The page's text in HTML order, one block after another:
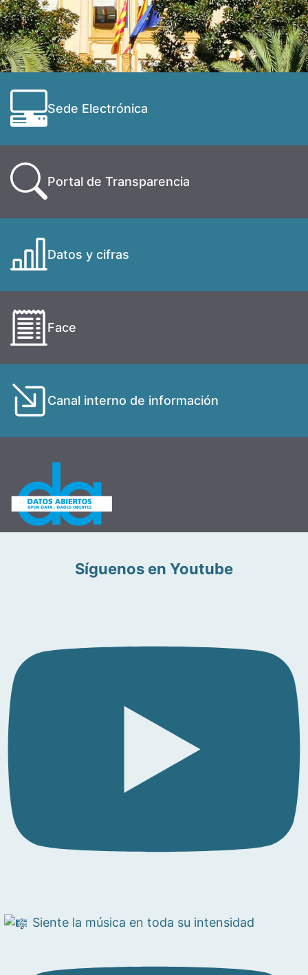
Sede Electrónica
Portal de Transparencia
Datos y cifras
Face
Canal interno de información
Síguenos en Youtube
Siente la música en toda su intensidad